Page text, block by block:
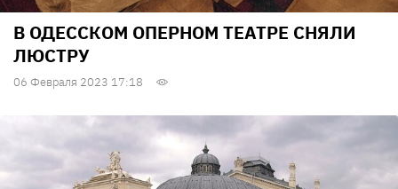
В ОДЕССКОМ ОПЕРНОМ ТЕАТРЕ СНЯЛИ
ЛЮСТРУ
06 Февраля 2023 17:18